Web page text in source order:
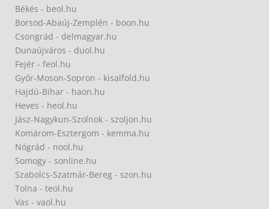
Békés - beol.hu
Borsod-Abaúj-Zemplén - boon.hu
Csongrád - delmagyar.hu
Dunaújváros - duol.hu
Fejér - feol.hu
Győr-Moson-Sopron - kisalfold.hu
Hajdú-Bihar - haon.hu
Heves - heol.hu
Jász-Nagykun-Szolnok - szoljon.hu
Komárom-Esztergom - kemma.hu
Nógrád - nool.hu
Somogy - sonline.hu
Szabolcs-Szatmár-Bereg - szon.hu
Tolna - teol.hu
Vas - vaol.hu